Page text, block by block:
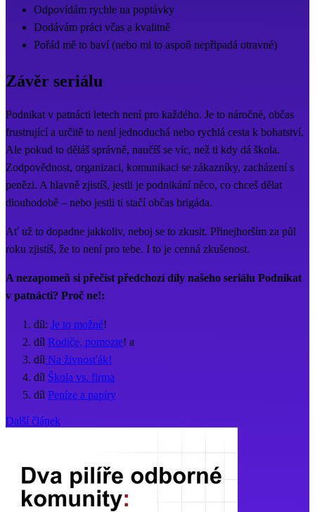
Odpovídám rychle na poptávky
Dodávám práci včas a kvalitně
Pořád mě to baví (nebo mi to aspoň nepřipadá otravné)
Závěr seriálu
Podnikat v patnácti letech není pro každého. Je to náročné, občas
frustrující a určitě to není jednoduchá nebo rychlá cesta k bohatství.
Ale pokud to děláš správně, naučíš se víc, než ti kdy dá škola.
Zodpovědnost, organizaci, komunikaci se zákazníky, zacházení s
penězi. A hlavně zjistíš, jestli je podnikání něco, co chceš dělat
dlouhodobě – nebo jestli ti stačí občas brigáda.
Ať už to dopadne jakkoliv, neboj se to zkusit. Přinejhorším za půl
roku zjistíš, že to není pro tebe. I to je cenná zkušenost.
A nezapomeň si přečíst předchozí díly našeho seriálu Podnikat
v patnácti? Proč ne!:
díl: Je to možné!
díl Rodiče, pomozte! a
díl Na živnosťák!
díl Škola vs. firma
díl Peníze a papíry
Další článek